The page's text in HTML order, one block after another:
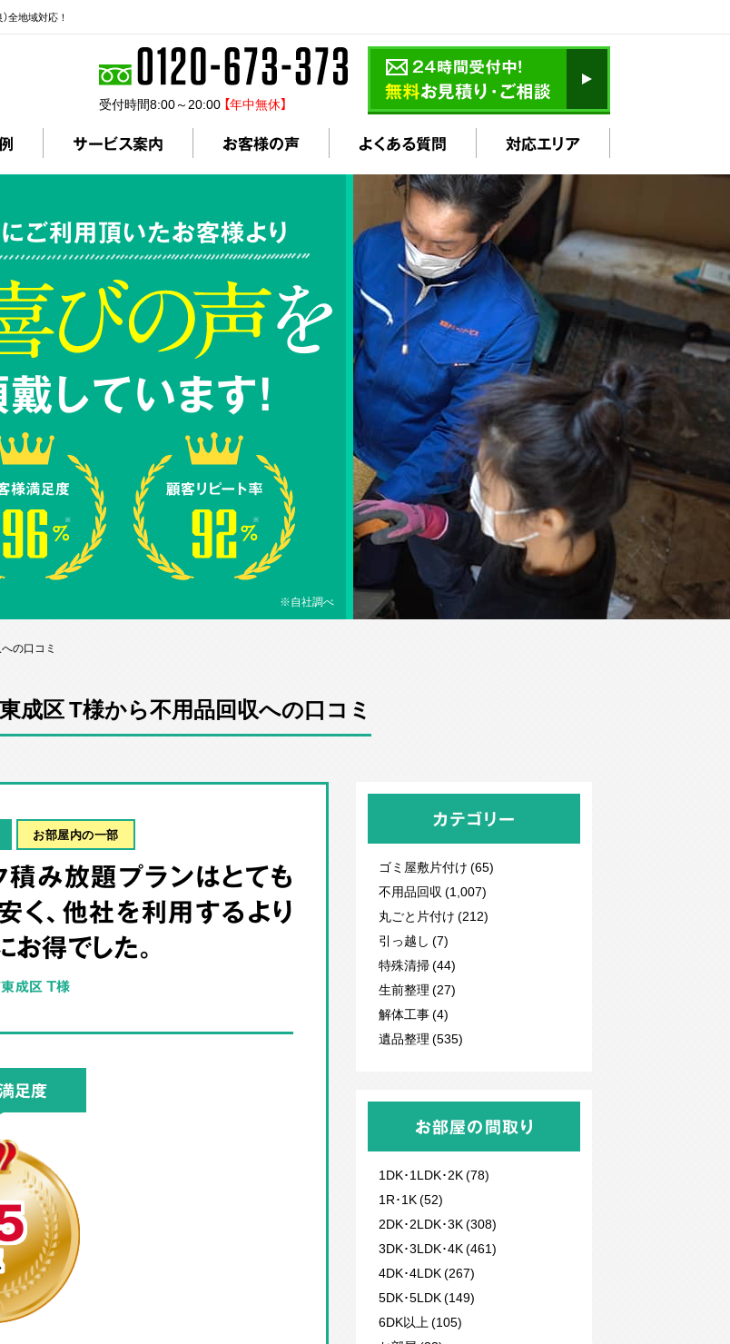
全地域対応！
受付時間8:00～20:00 【年中無休】
サービス案内 お客様の声 よくある質問 対応エリア
ご利用頂いたお客様より
しています!
※自社調べ
の口コミ
成区 T様から不用品回収への口コミ
お部屋内の一部
積み放題プランはとても
く、他社を利用するより
お得でした。
成区 T様
足度
カテゴリー
ゴミ屋敷片付け (65)
不用品回収 (1,007)
丸ごと片付け (212)
引っ越し (7)
特殊清掃 (44)
生前整理 (27)
解体工事 (4)
遺品整理 (535)
お部屋の間取り
1DK･1LDK･2K (78)
1R･1K (52)
2DK･2LDK･3K (308)
3DK･3LDK･4K (461)
4DK･4LDK (267)
5DK･5LDK (149)
6DK以上 (105)